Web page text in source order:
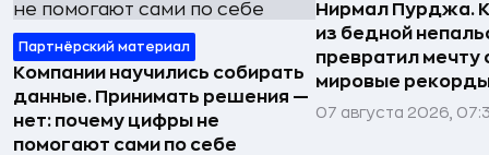
Партнёрский материал
Компании научились собирать
данные. Принимать решения —
нет: почему цифры не
помогают сами по себе
Нирмал Пурджа.
из бедной
превратил мечту
мировые рекорды
07 августа 2026,